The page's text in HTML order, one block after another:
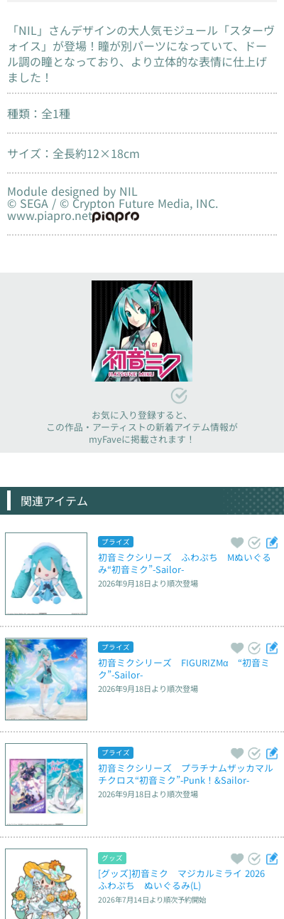
「NIL」さんデザインの大人気モジュール「スターヴ
ォイス」が登場！瞳が別パーツになっていて、ドー
ル調の瞳となっており、より立体的な表情に仕上げ
ました！
種類：全1種
サイズ：全長約12×18cm
Module designed by NIL
© SEGA / © Crypton Future Media, INC.
www.piapro.net
お気に入り登録すると、
この作品・アーティストの新着アイテム情報が
myFaveに掲載されます！
関連アイテム
プライズ
初音ミクシリーズ　ふわぷち　Mぬいぐる
み“初音ミク”-Sailor-
2026年9月18日より順次登場
プライズ
初音ミクシリーズ　FIGURIZMα　“初音ミ
ク”-Sailor-
2026年9月18日より順次登場
プライズ
初音ミクシリーズ　プラチナムザッカマル
チクロス“初音ミク”‐Punk！&Sailor‐
2026年9月18日より順次登場
グッズ
[グッズ]初音ミク　マジカルミライ 2026
ふわぷち　ぬいぐるみ(L)
2026年7月14日より順次予約開始